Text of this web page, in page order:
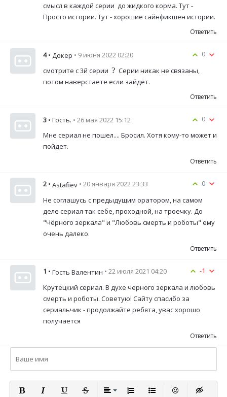
смысл в каждой серии до жидкого корма. Тут -
Просто истории. Тут - хорошие сайнфикшен истории.
Ответить
0
4 • Докер • 9 июня 2022 02:20
смотрите с 3й серии ? Серии никак не связаны,
потом наверстаете если зайдёт.
Ответить
0
3 • Гость. • 26 мая 2022 15:12
Мне сериал не пошел.... Бросил. Хотя кому-то может и
пойдет.
Ответить
0
2 • Astafiev • 20 января 2022 23:33
Не соглашусь с предыдущим оратором, на самом
деле сериал так себе, проходной, на троечку. До
"Чёрного зеркала" и "Любовь смерть и роботы" ему
очень далеко.
Ответить
-1
1 • Гость Валентин • 22 июля 2021 04:20
Крутецкий сериал. В духе черного зеркала и любовь
смерть и роботы. Советую! Сайту спасибо за
сериальчик - продолжайте ребята, увас хорошо
получается
Ответить